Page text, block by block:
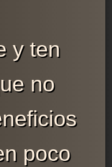
y ten
no
poco